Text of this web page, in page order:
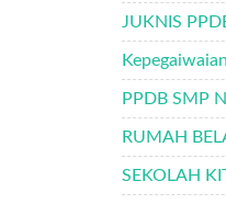
JUKNIS
PPDB SMP
RUMAH
SEKOLAH